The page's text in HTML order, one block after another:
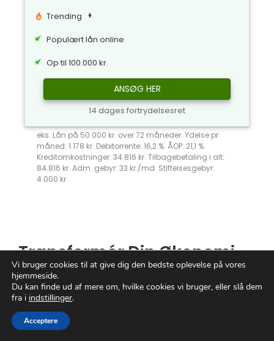
Trending
Populært lån online
Op til 100.000 kr.
ANSØG HER
14 dages fortrydelsesret
eks: Lån på 50.000 kr. over 72 måneder. Ydelse pr.
måned: 1.178 kr. Debitorrente: 16,2 %. ÅOP: 21,1 %.
Kreditomkostninger: 34.816 kr. Tilbagebetaling i alt:
84.816 kr. Adm. gebyr: 33 kr./md. Stiftelsesgebyr:
4.000 kr.
Transformér Din Økonomi
medLån uden Sikkerhed
Drømmer du om en verden, hvor finansielle
muligheder ligger for dine fødder,
uforstyrrede af begrænsninger?
Vi bruger cookies til at give dig den bedste oplevelse på vores
hjemmeside.
Du kan finde ud af mere om, hvilke cookies vi bruger, eller slå dem
fra i indstillinger.
Acceptere